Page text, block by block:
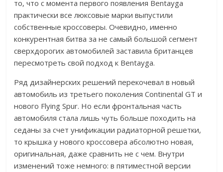
то, что с момента первого появления Bentayga
практически все люксовые марки выпустили
собственные кроссоверы. Очевидно, именно
конкурентная битва за не самый большой сегмент
сверхдорогих автомобилей заставила британцев
пересмотреть свой подход к Bentayga.
Ряд дизайнерских решений перекочевал в новый
автомобиль из третьего поколения Continental GT и
нового Flying Spur. Но если фронтальная часть
автомобиля стала лишь чуть больше походить на
седаны за счет унификации радиаторной решетки,
то крышка у нового кроссовера абсолютно новая,
оригинальная, даже сравнить не с чем. Внутри
изменений тоже немного: в пятиместной версии